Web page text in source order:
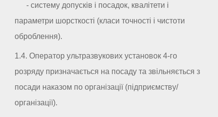
- систему допусків і посадок, квалітети і
параметри шорсткості (класи точності і чистоти
оброблення).
1.4. Оператор ультразвукових установок 4-го
розряду призначається на посаду та звільняється з
посади наказом по організації (підприємству/
організації).